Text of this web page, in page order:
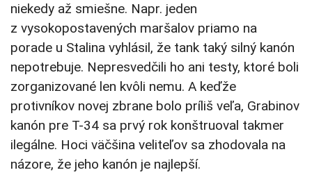
niekedy až smiešne. Napr. jeden
z vysokopostavených maršalov priamo na
porade u Stalina vyhlásil, že tank taký silný kanón
nepotrebuje. Nepresvedčili ho ani testy, ktoré boli
zorganizované len kvôli nemu. A keďže
protivníkov novej zbrane bolo príliš veľa, Grabinov
kanón pre T-34 sa prvý rok konštruoval takmer
ilegálne. Hoci väčšina veliteľov sa zhodovala na
názore, že jeho kanón je najlepší.